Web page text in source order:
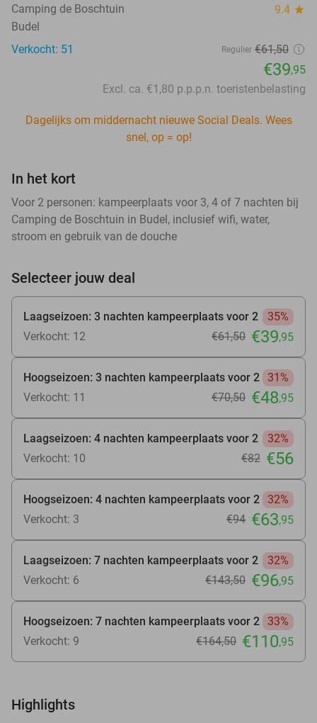
Camping de Boschtuin 9.4 star
Budel
Verkocht: 51
Regulier €61,50
€39,95
Excl. ca. €1,80 p.p.p.n. toeristenbelasting
Dagelijks om middernacht nieuwe Social Deals. Wees
snel, op = op!
In het kort
Voor 2 personen: kampeerplaats voor 3, 4 of 7 nachten bij
Camping de Boschtuin in Budel, inclusief wifi, water,
stroom en gebruik van de douche
Selecteer jouw deal
Laagseizoen: 3 nachten kampeerplaats voor 2
35%
Verkocht: 12
€61,50 €39,95
Hoogseizoen: 3 nachten kampeerplaats voor 2
31%
Verkocht: 11
€70,50 €48,95
Laagseizoen: 4 nachten kampeerplaats voor 2
32%
Verkocht: 10
€82 €56
Hoogseizoen: 4 nachten kampeerplaats voor 2
32%
Verkocht: 3
€94 €63,95
Laagseizoen: 7 nachten kampeerplaats voor 2
32%
Verkocht: 6
€143,50 €96,95
Hoogseizoen: 7 nachten kampeerplaats voor 2
33%
Verkocht: 9
€164,50 €110,95
Highlights